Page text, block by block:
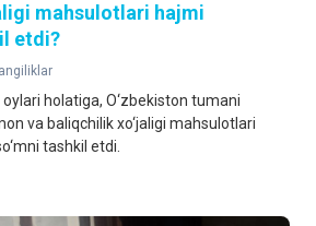
mahsulotlari hajmi
etdi?
holatiga, O‘zbekiston tumani
va baliqchilik xo‘jaligi mahsulotlari
tashkil etdi.